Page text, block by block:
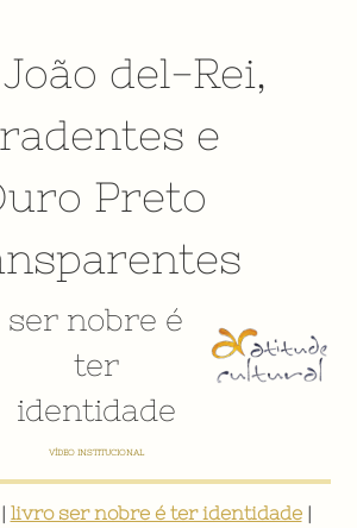
del-Rei,
e
Preto
ser nobre é
ter
identidade
VÍDEO INSTITUCIONAL
livro ser nobre é ter identidade|